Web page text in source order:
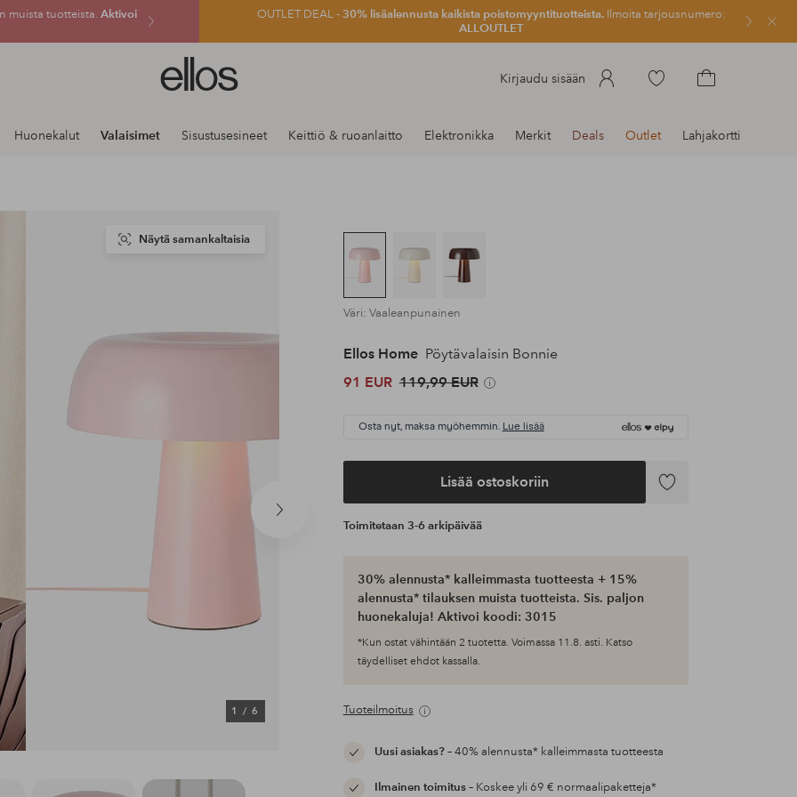
muista tuotteista. Aktivoi OUTLET DEAL -30% lisäalennusta kaikista poistomyyntituotteista.Ilmoita tarjousnumero:
ALLOUTLET
Sulje
Ellos-
logo
siirry
Kirjaudu sisään
Siirry
Huonekalut Valaisimet Sisustusesineet Keittiö & ruoanlaitto Elektronikka Merkit Deals Outlet Lahjakortti
Seuraava
1/ 6
Näytä samankaltaisia
Väri: Vaaleanpunainen
Ellos Home Pöytävalaisin Bonnie
91 EUR 119,99 EUR
Osta nyt, maksa myöhemmin. Lue lisää
Lisää ostoskoriin
Lisää
Toimitetaan 3-6 arkipäivää
30% alennusta* kalleimmasta tuotteesta + 15%
alennusta* tilauksen muista tuotteista. Sis. paljon
huonekaluja! Aktivoi koodi: 3015
*Kun ostat vähintään 2 tuotetta. Voimassa 11.8. asti. Katso
täydelliset ehdot kassalla.
Tuoteilmoitus
Uusi asiakas?– 40% alennusta* kalleimmasta tuotteesta
Ilmainen toimitus– Koskee yli 69 € normaalipaketteja*